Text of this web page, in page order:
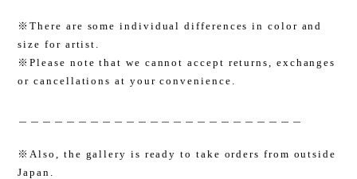
※There are some individual differences in color and
size for artist.
※Please note that we cannot accept returns, exchanges
or cancellations at your convenience.
※Also, the gallery is ready to take orders from outside
Japan.